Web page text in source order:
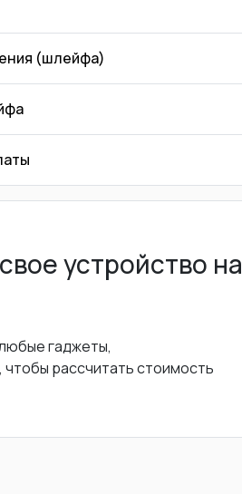
(шлейфа)
устройство на
гаджеты,
чтобы рассчитать стоимость